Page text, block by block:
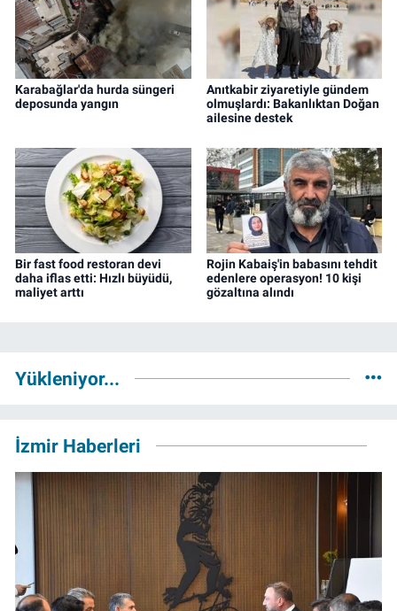
Karabağlar'da hurda süngeri
deposunda yangın
Anıtkabir ziyaretiyle gündem
olmuşlardı: Bakanlıktan Doğan
ailesine destek
Bir fast food restoran devi
daha iflas etti: Hızlı büyüdü,
maliyet arttı
Rojin Kabaiş'in babasını tehdit
edenlere operasyon! 10 kişi
gözaltına alındı
Yükleniyor...
İzmir Haberleri